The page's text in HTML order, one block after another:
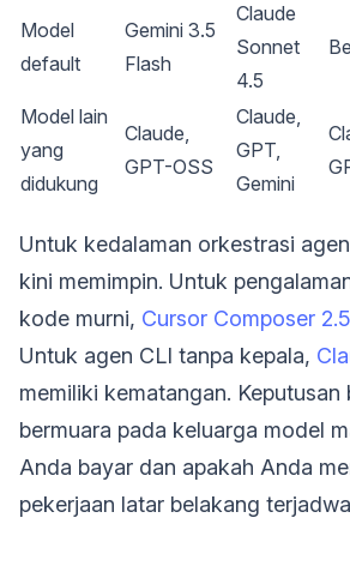
Model
default
Gemini 3.5
Flash
Claude
Sonnet
4.5
Model lain
yang
didukung
Claude,
GPT-OSS
Claude,
GPT,
Gemini
Untuk kedalaman orkestrasi
kini memimpin. Untuk
kode murni, Cursor Composer 2.5
Untuk agen CLI tanpa kepala,
memiliki kematangan. Keputusan
bermuara pada keluarga model
Anda bayar dan apakah Anda
pekerjaan latar belakang